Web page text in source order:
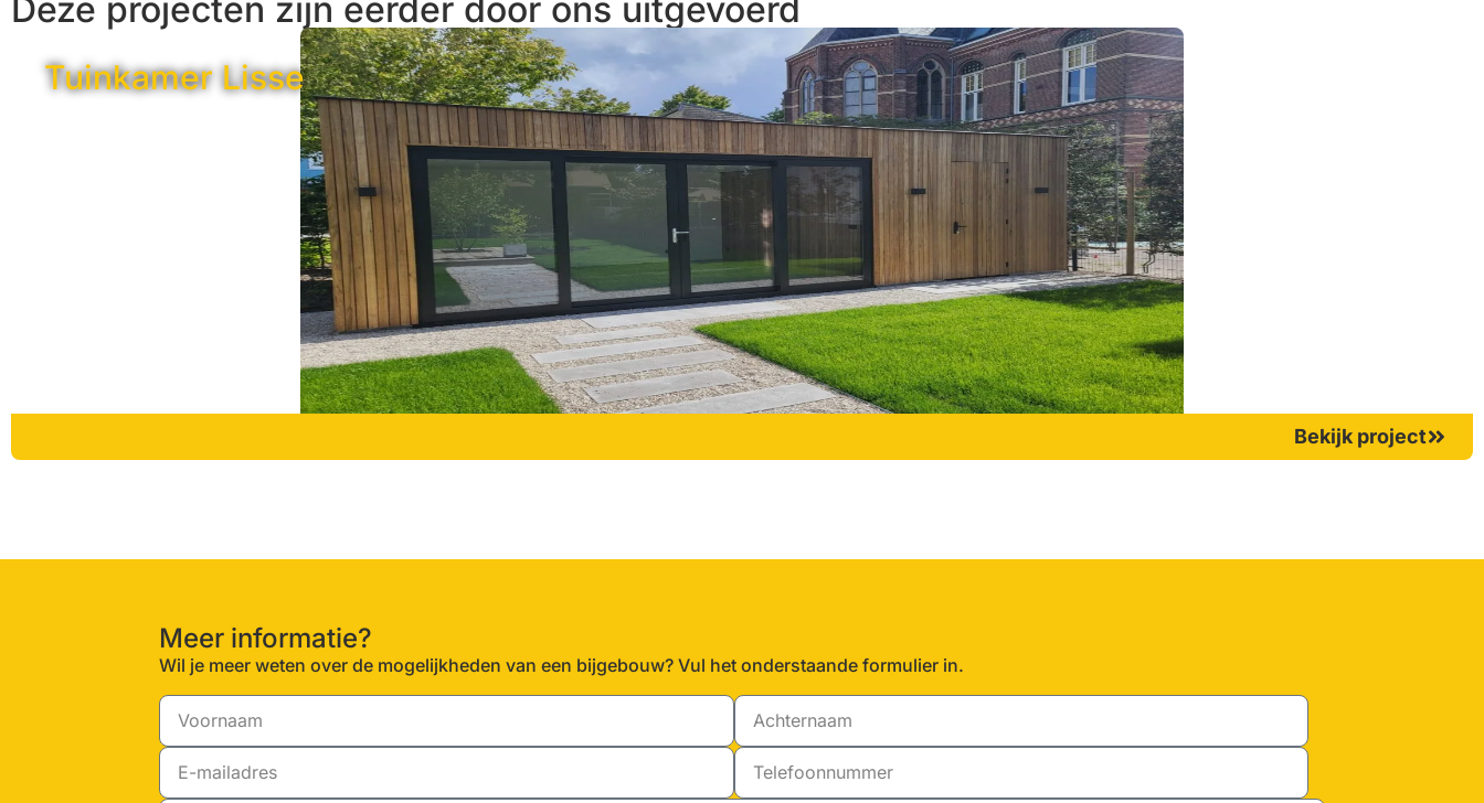
Deze projecten zijn eerder door ons uitgevoerd
Tuinkamer Lisse
Bekijk project
Meer informatie?
Wil je meer weten over de mogelijkheden van een bijgebouw? Vul het onderstaande formulier in.